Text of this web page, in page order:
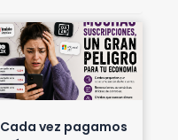
Cada vez pagamos